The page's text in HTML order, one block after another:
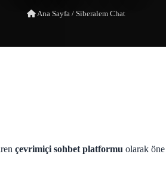
Ana Sayfa /Siberalem Chat
çevrimiçi sohbet platformu olarak